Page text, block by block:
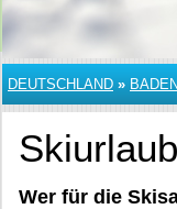
DEUTSCHLAND »
Wer für die